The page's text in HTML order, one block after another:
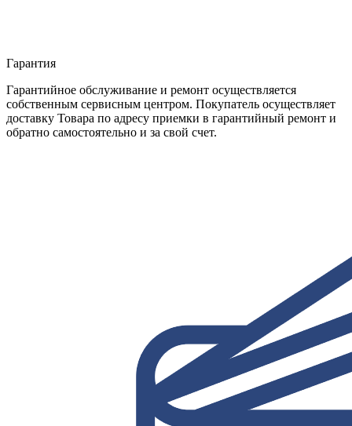
Гарантия
Гарантийное обслуживание и ремонт осуществляется
собственным сервисным центром. Покупатель осуществляет
доставку Товара по адресу приемки в гарантийный ремонт и
обратно самостоятельно и за свой счет.